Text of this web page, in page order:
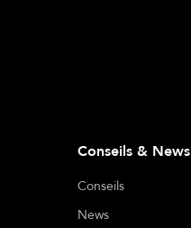
Conseils & News
Conseils
News